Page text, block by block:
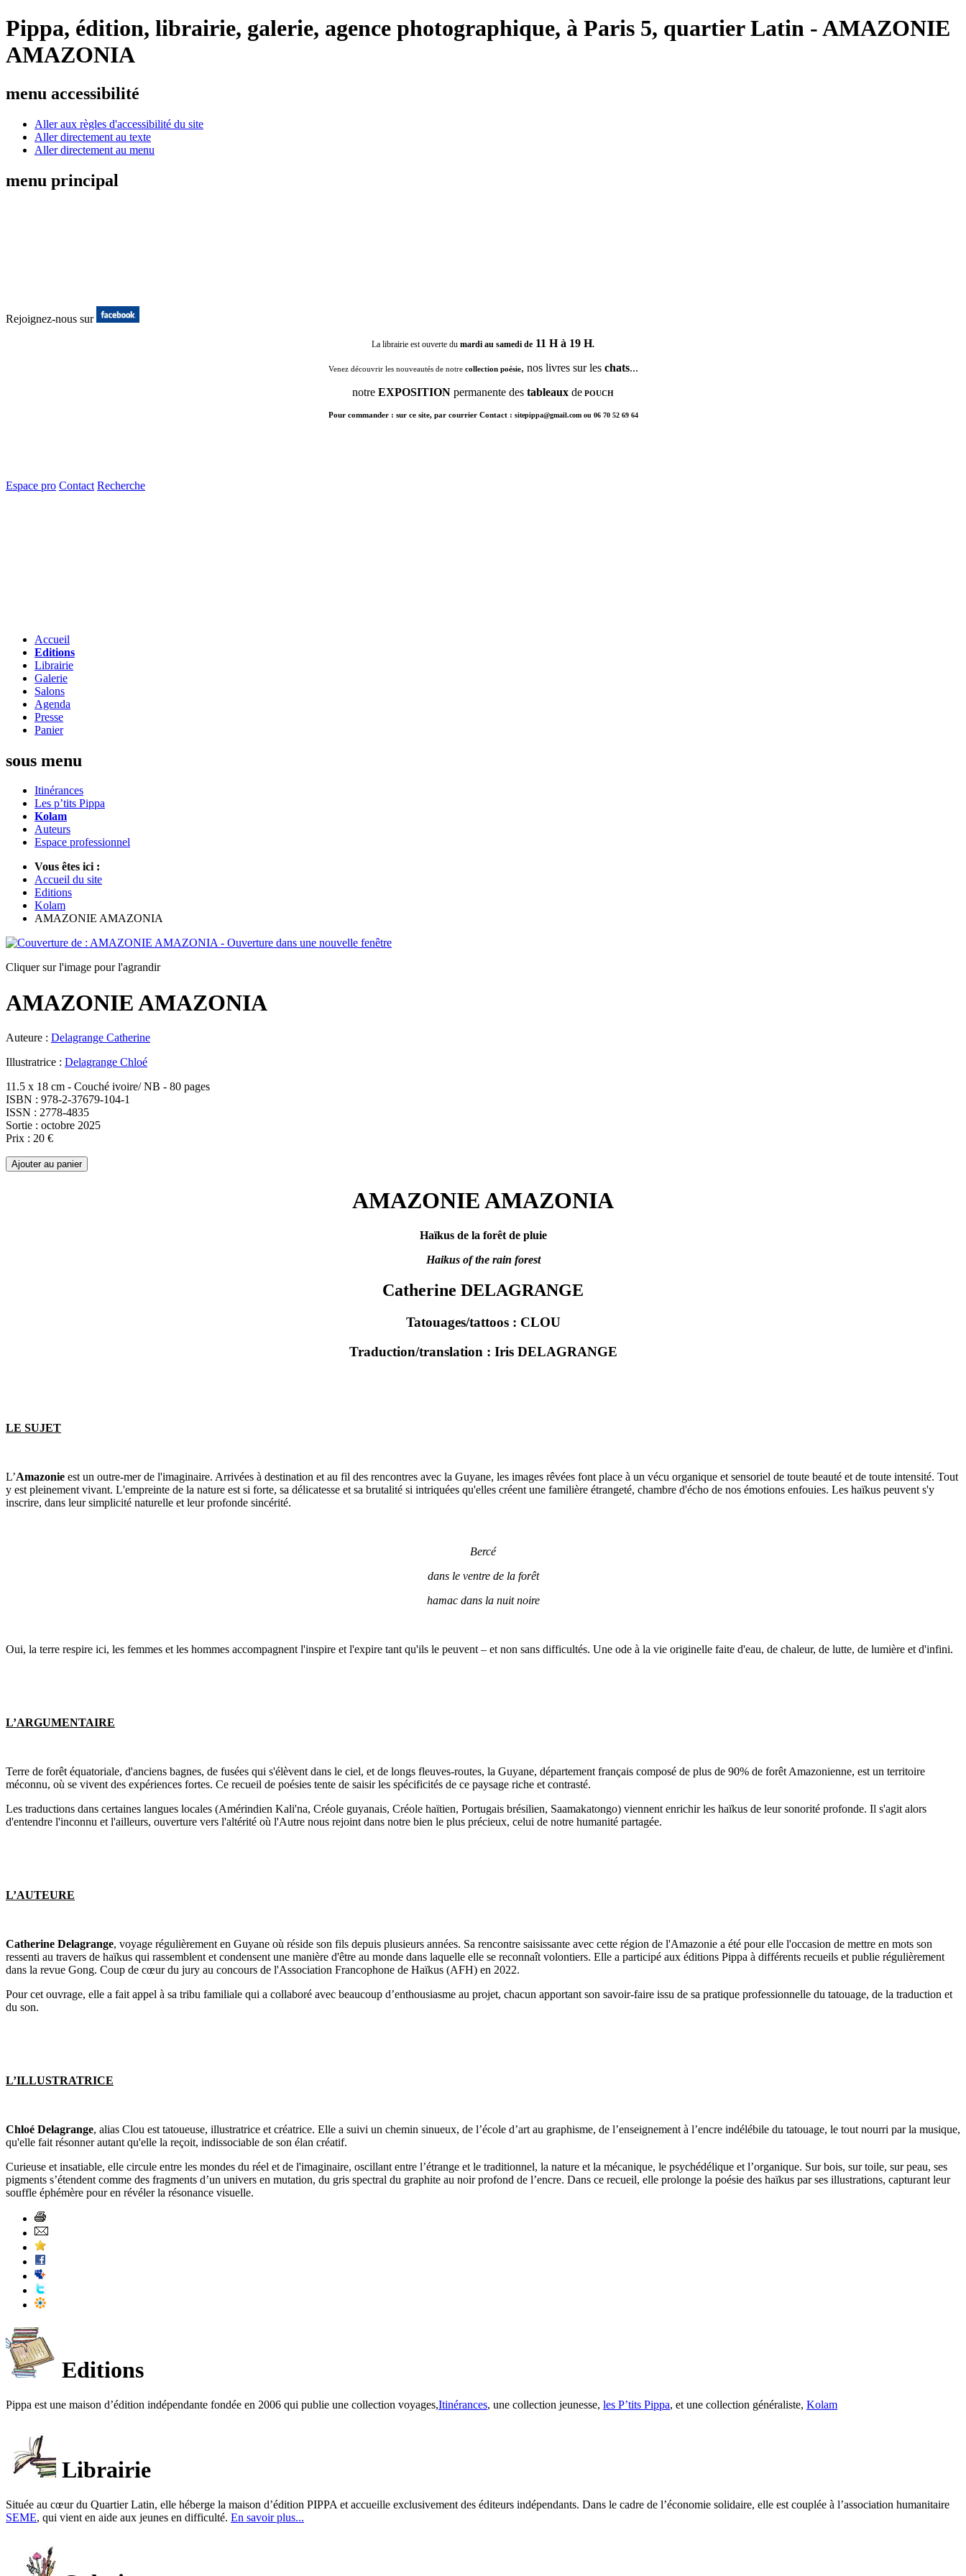
Pippa, édition, librairie, galerie, agence photographique, à Paris 5, quartier Latin - AMAZONIE
AMAZONIA
menu accessibilité
Aller aux règles d'accessibilité du site
Aller directement au texte
Aller directement au menu
menu principal
Rejoignez-nous sur
La librairie est ouverte du mardi au samedi de 11 H à 19 H.
Venez découvrir les nouveautés de notrecollection poésie, nos livres sur les chats...
notre EXPOSITION permanente des tableaux de POUCH
Pour commander : sur ce site, par courrier Contact : sitepippa@gmail.com ou 06 70 52 69 64
Espace pro Contact Recherche
Accueil
Editions
Librairie
Galerie
Salons
Agenda
Presse
Panier
sous menu
Itinérances
Les p’tits Pippa
Kolam
Auteurs
Espace professionnel
Vous êtes ici :
Accueil du site
Editions
Kolam
AMAZONIE AMAZONIA
Cliquer sur l'image pour l'agrandir
AMAZONIE AMAZONIA
Auteure : Delagrange Catherine
Illustratrice : Delagrange Chloé
11.5 x 18 cm - Couché ivoire/ NB - 80 pages
ISBN : 978-2-37679-104-1
ISSN : 2778-4835
Sortie : octobre 2025
Prix : 20 €
AMAZONIE AMAZONIA
Haïkus de la forêt de pluie
Haikus of the rain forest
Catherine DELAGRANGE
Tatouages/tattoos : CLOU
Traduction/translation : Iris DELAGRANGE
LE SUJET
L’Amazonie est un outre-mer de l'imaginaire. Arrivées à destination et au fil des rencontres avec la Guyane, les images rêvées font place à un vécu organique et sensoriel de toute beauté et de toute intensité. Tout
y est pleinement vivant. L'empreinte de la nature est si forte, sa délicatesse et sa brutalité si intriquées qu'elles créent une familière étrangeté, chambre d'écho de nos émotions enfouies. Les haïkus peuvent s'y
inscrire, dans leur simplicité naturelle et leur profonde sincérité.
Bercé
dans le ventre de la forêt
hamac dans la nuit noire
Oui, la terre respire ici, les femmes et les hommes accompagnent l'inspire et l'expire tant qu'ils le peuvent – et non sans difficultés. Une ode à la vie originelle faite d'eau, de chaleur, de lutte, de lumière et d'infini.
L’ARGUMENTAIRE
Terre de forêt équatoriale, d'anciens bagnes, de fusées qui s'élèvent dans le ciel, et de longs fleuves-routes, la Guyane, département français composé de plus de 90% de forêt Amazonienne, est un territoire
méconnu, où se vivent des expériences fortes. Ce recueil de poésies tente de saisir les spécificités de ce paysage riche et contrasté.
Les traductions dans certaines langues locales (Amérindien Kali'na, Créole guyanais, Créole haïtien, Portugais brésilien, Saamakatongo) viennent enrichir les haïkus de leur sonorité profonde. Il s'agit alors
d'entendre l'inconnu et l'ailleurs, ouverture vers l'altérité où l'Autre nous rejoint dans notre bien le plus précieux, celui de notre humanité partagée.
L’AUTEURE
Catherine Delagrange, voyage régulièrement en Guyane où réside son fils depuis plusieurs années. Sa rencontre saisissante avec cette région de l'Amazonie a été pour elle l'occasion de mettre en mots son
ressenti au travers de haïkus qui rassemblent et condensent une manière d'être au monde dans laquelle elle se reconnaît volontiers. Elle a participé aux éditions Pippa à différents recueils et publie régulièrement
dans la revue Gong. Coup de cœur du jury au concours de l'Association Francophone de Haïkus (AFH) en 2022.
Pour cet ouvrage, elle a fait appel à sa tribu familiale qui a collaboré avec beaucoup d’enthousiasme au projet, chacun apportant son savoir-faire issu de sa pratique professionnelle du tatouage, de la traduction et
du son.
L’ILLUSTRATRICE
Chloé Delagrange, alias Clou est tatoueuse, illustratrice et créatrice. Elle a suivi un chemin sinueux, de l’école d’art au graphisme, de l’enseignement à l’encre indélébile du tatouage, le tout nourri par la musique,
qu'elle fait résonner autant qu'elle la reçoit, indissociable de son élan créatif.
Curieuse et insatiable, elle circule entre les mondes du réel et de l'imaginaire, oscillant entre l’étrange et le traditionnel, la nature et la mécanique, le psychédélique et l’organique. Sur bois, sur toile, sur peau, ses
pigments s’étendent comme des fragments d’un univers en mutation, du gris spectral du graphite au noir profond de l’encre. Dans ce recueil, elle prolonge la poésie des haïkus par ses illustrations, capturant leur
souffle éphémère pour en révéler la résonance visuelle.
Editions
Pippa est une maison d’édition indépendante fondée en 2006 qui publie une collection voyages,Itinérances, une collection jeunesse, les P’tits Pippa, et une collection généraliste, Kolam
Librairie
Située au cœur du Quartier Latin, elle héberge la maison d’édition PIPPA et accueille exclusivement des éditeurs indépendants. Dans le cadre de l’économie solidaire, elle est couplée à l’association humanitaire
SEME, qui vient en aide aux jeunes en difficulté. En savoir plus...